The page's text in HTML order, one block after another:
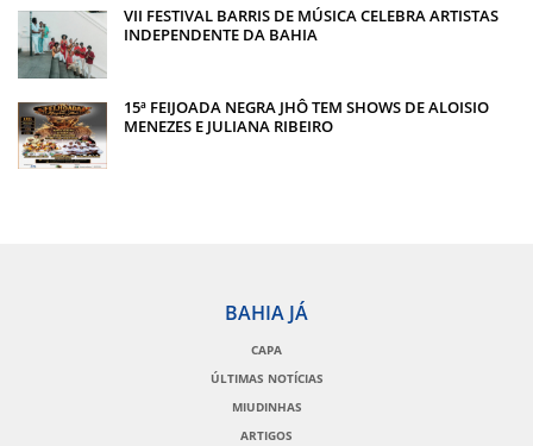
VII FESTIVAL BARRIS DE MÚSICA CELEBRA ARTISTAS
INDEPENDENTE DA BAHIA
15ª FEIJOADA NEGRA JHÔ TEM SHOWS DE ALOISIO
MENEZES E JULIANA RIBEIRO
BAHIA JÁ
CAPA
ÚLTIMAS NOTÍCIAS
MIUDINHAS
ARTIGOS